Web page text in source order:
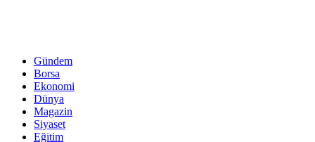
Gündem
Borsa
Ekonomi
Dünya
Magazin
Siyaset
Eğitim